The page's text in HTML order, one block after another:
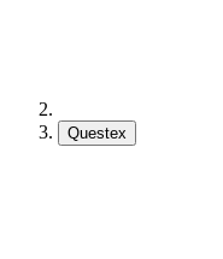
Questex